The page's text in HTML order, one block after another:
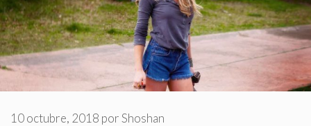
10 octubre, 2018 porShoshan